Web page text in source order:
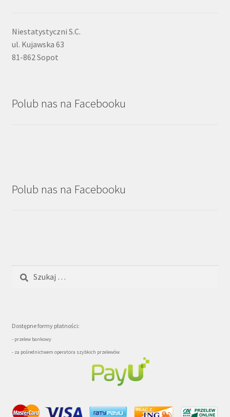
Niestatystyczni S.C.
ul. Kujawska 63
81-862 Sopot
Polub nas na Facebooku
Polub nas na Facebooku
Szukaj:
Dostępne formy płatności:
- przelew bankowy
- za pośrednictwem operatora szybkich przelewów